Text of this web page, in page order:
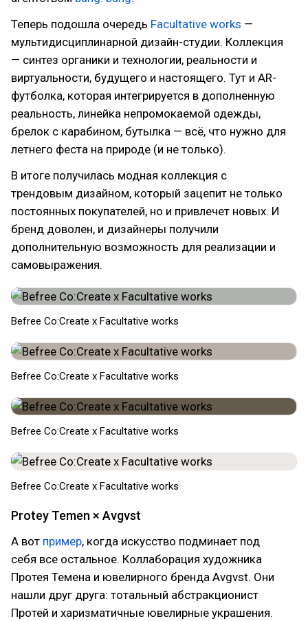
Теперь подошла очередь Facultative works —
мультидисциплинарной дизайн-студии. Коллекция
— синтез органики и технологии, реальности и
виртуальности, будущего и настоящего. Тут и AR-
футболка, которая интегрируется в дополненную
реальность, линейка непромокаемой одежды,
брелок с карабином, бутылка — всё, что нужно для
летнего феста на природе (и не только).
В итоге получилась модная коллекция с
трендовым дизайном, который зацепит не только
постоянных покупателей, но и привлечет новых. И
бренд доволен, и дизайнеры получили
дополнительную возможность для реализации и
самовыражения.
Befree Co:Create x Facultative works
Befree Co:Create x Facultative works
Befree Co:Create x Facultative works
Befree Co:Create x Facultative works
Protey Temen × Avgvst
А вот пример, когда искусство подминает под
себя все остальное. Коллаборация художника
Протея Темена и ювелирного бренда Avgvst. Они
нашли друг друга: тотальный абстракционист
Протей и харизматичные ювелирные украшения.